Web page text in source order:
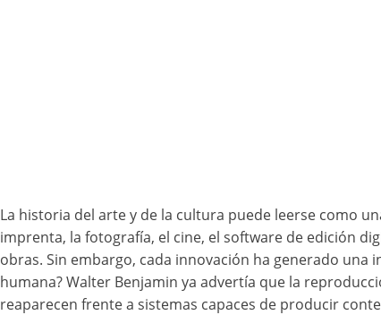
La historia del arte y de la cultura puede leerse como
imprenta, la fotografía, el cine, el software de edición
obras. Sin embargo, cada innovación ha generado
humana? Walter Benjamin ya advertía que la
reaparecen frente a sistemas capaces de producir